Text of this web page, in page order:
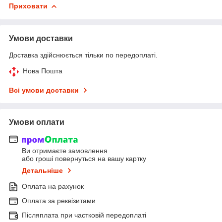
Приховати
Умови доставки
Доставка здійснюється тільки по передоплаті.
Нова Пошта
Всі умови доставки
Умови оплати
Ви отримаєте замовлення
або гроші повернуться на вашу картку
Детальніше
Оплата на рахунок
Оплата за реквізитами
Післяплата при частковій передоплаті